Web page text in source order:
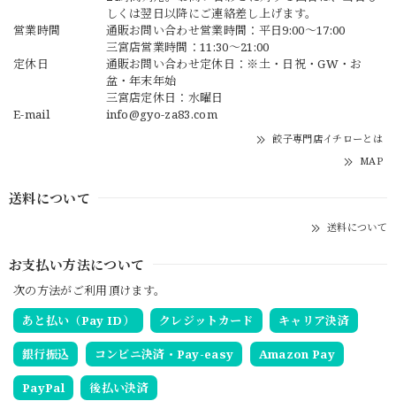
しくは翌日以降にご連絡差し上げます。
営業時間
通販お問い合わせ営業時間：平日9:00〜17:00
三宮店営業時間：11:30～21:00
定休日
通販お問い合わせ定休日：※土・日祝・GW・お
盆・年末年始
三宮店定休日：水曜日
E-mail
info@gyo-za83.com
餃子専門店イチローとは
MAP
送料について
送料について
お支払い方法について
次の方法がご利用頂けます。
あと払い（Pay ID）
クレジットカード キャリア決済
銀行振込 コンビニ決済・Pay-easy Amazon Pay
PayPal 後払い決済